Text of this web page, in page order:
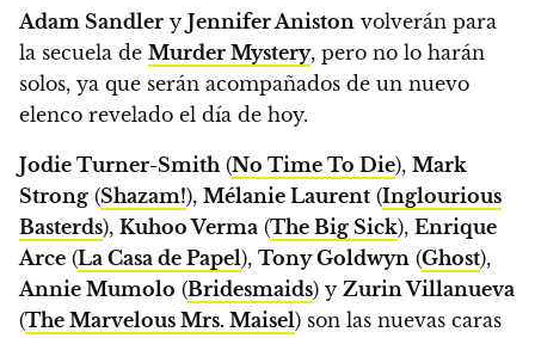
Adam Sandler y Jennifer Aniston volverán para
la secuela de Murder Mystery, pero no lo harán
solos, ya que serán acompañados de un nuevo
elenco revelado el día de hoy.
Jodie Turner-Smith(No Time To Die), Mark
Strong (Shazam!), Mélanie Laurent (Inglourious
Basterds), Kuhoo Verma (The Big Sick), Enrique
Arce (La Casa de Papel), Tony Goldwyn (Ghost),
Annie Mumolo (Bridesmaids) y Zurin Villanueva
(The Marvelous Mrs. Maisel) son las nuevas caras